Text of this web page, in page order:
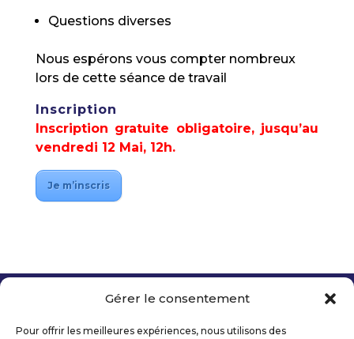
Gérer le consentement
Pour offrir les meilleures expériences, nous utilisons des
Questions diverses
Nous espérons vous compter nombreux
lors de cette séance de travail
Inscription
Inscription gratuite obligatoire, jusqu’au
vendredi 12 Mai, 12h.
Je m’inscris